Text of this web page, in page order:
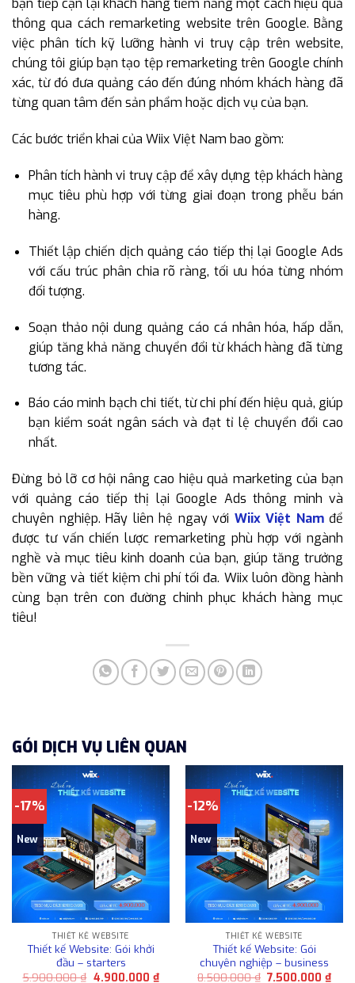
bạn tiếp cận lại khách hàng tiềm năng một cách hiệu quả
thông qua cách remarketing website trên Google. Bằng
việc phân tích kỹ lưỡng hành vi truy cập trên website,
chúng tôi giúp bạn tạo tệp remarketing trên Google chính
xác, từ đó đưa quảng cáo đến đúng nhóm khách hàng đã
từng quan tâm đến sản phẩm hoặc dịch vụ của bạn.
Các bước triển khai của Wiix Việt Nam bao gồm:
Phân tích hành vi truy cập để xây dựng tệp khách hàng
mục tiêu phù hợp với từng giai đoạn trong phễu bán
hàng.
Thiết lập chiến dịch quảng cáo tiếp thị lại Google Ads
với cấu trúc phân chia rõ ràng, tối ưu hóa từng nhóm
đối tượng.
Soạn thảo nội dung quảng cáo cá nhân hóa, hấp dẫn,
giúp tăng khả năng chuyển đổi từ khách hàng đã từng
tương tác.
Báo cáo minh bạch chi tiết, từ chi phí đến hiệu quả, giúp
bạn kiểm soát ngân sách và đạt tỉ lệ chuyển đổi cao
nhất.
Đừng bỏ lỡ cơ hội nâng cao hiệu quả marketing của bạn
với quảng cáo tiếp thị lại Google Ads thông minh và
chuyên nghiệp. Hãy liên hệ ngay với Wiix Việt Namđể
được tư vấn chiến lược remarketing phù hợp với ngành
nghề và mục tiêu kinh doanh của bạn, giúp tăng trưởng
bền vững và tiết kiệm chi phí tối đa. Wiix luôn đồng hành
cùng bạn trên con đường chinh phục khách hàng mục
tiêu!
GÓI DỊCH VỤ LIÊN QUAN
-17%
New
THIẾT KẾ WEBSITE
Thiết kế Website: Gói khởi
đầu – starters
5.900.000₫ Giá
4.900.000 ₫Giá
-12%
New
THIẾT KẾ WEBSITE
Thiết kế Website: Gói
chuyên nghiệp – business
8.500.000₫ Giá
7.500.000₫Giá